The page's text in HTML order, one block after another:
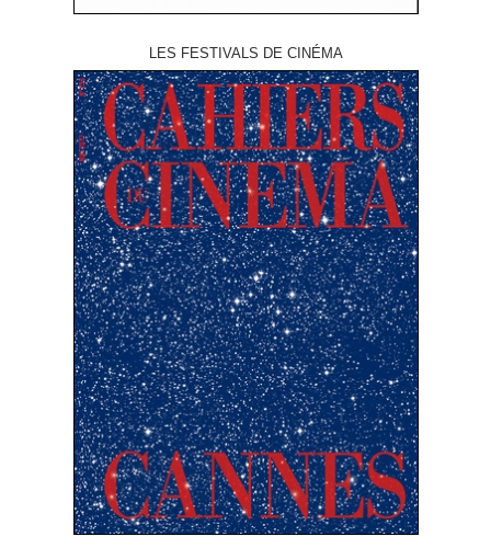
LES FESTIVALS DE CINÉMA